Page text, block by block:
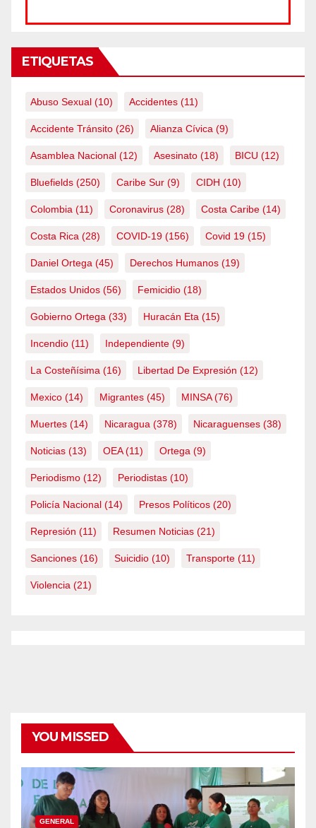
ETIQUETAS
Abuso Sexual (10) Accidentes (11)
Accidente Tránsito (26) Alianza Cívica (9)
Asamblea Nacional (12) Asesinato (18) BICU (12)
Bluefields (250) Caribe Sur (9) CIDH (10)
Colombia (11) Coronavirus (28) Costa Caribe (14)
Costa Rica (28) COVID-19 (156) Covid 19 (15)
Daniel Ortega (45) Derechos Humanos (19)
Estados Unidos (56) Femicidio (18)
Gobierno Ortega (33) Huracán Eta (15)
Incendio (11) Independiente (9)
La Costeñísima (16) Libertad De Expresión (12)
Mexico (14) Migrantes (45) MINSA(76)
Muertes (14) Nicaragua (378) Nicaraguenses (38)
Noticias (13) OEA(11) Ortega (9)
Periodismo (12) Periodistas (10)
Policía Nacional (14) Presos Políticos (20)
Represión (11) Resumen Noticias (21)
Sanciones (16) Suicidio (10) Transporte (11)
Violencia (21)
YOU MISSED
GENERAL